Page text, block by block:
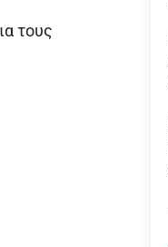
τους